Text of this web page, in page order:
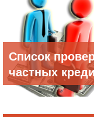
Список
частных